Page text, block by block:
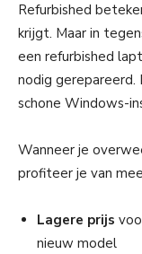
Refurbished
krijgt. Maar in
een refurbished
nodig gerepareerd.
schone Windows-
Wanneer je
profiteer je van
Lagere prijs
nieuw model